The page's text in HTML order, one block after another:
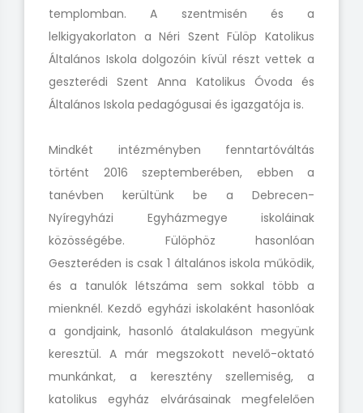
templomban. A szentmisén és a
lelkigyakorlaton a Néri Szent Fülöp Katolikus
Általános Iskola dolgozóin kívül részt vettek a
geszterédi Szent Anna Katolikus Óvoda és
Általános Iskola pedagógusai és igazgatója is.
Mindkét intézményben fenntartóváltás
történt 2016 szeptemberében, ebben a
tanévben kerültünk be a Debrecen-
Nyíregyházi Egyházmegye iskoláinak
közösségébe. Fülöphöz hasonlóan
Geszteréden is csak 1 általános iskola működik,
és a tanulók létszáma sem sokkal több a
mienknél. Kezdő egyházi iskolaként hasonlóak
a gondjaink, hasonló átalakuláson megyünk
keresztül. A már megszokott nevelő-oktató
munkánkat, a keresztény szellemiség, a
katolikus egyház elvárásainak megfelelően